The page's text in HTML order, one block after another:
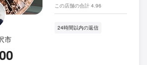
市
この店舗の合計 4.96
24時間以内の返信